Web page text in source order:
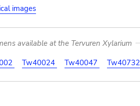
images
available at the Tervuren Xylarium
Tw40024 Tw40047 Tw40732